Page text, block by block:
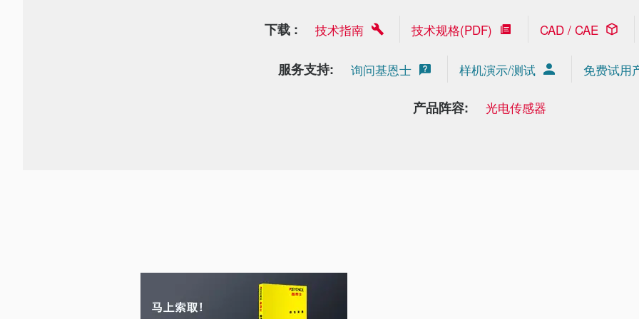
下载 : 技术指南 技术规格(PDF) CAD / CAE
服务支持: 询问基恩士 样机演示/测试 免费试用
产品阵容: 光电传感器